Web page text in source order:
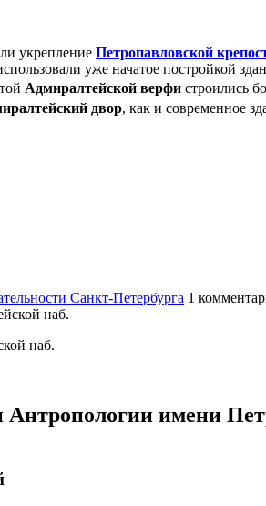
укрепление Петропавловской
уже начатое постройкой
Адмиралтейской верфи строились
двор, как и современное
Санкт-Петербурга 1
наб.
имени